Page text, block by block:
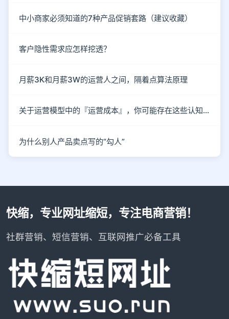
中小商家必须知道的7种产品促销套路（建议收藏）
客户隐性需求应怎样挖透？
月薪3K和月薪3W的运营人之间，隔着点算法原理
关于运营模型中的『运营成本』，你可能存在这些认知误区！
为什么别人产品卖点写的“勾人”
快缩，专业网址缩短，专注电商营销！
社群营销、短信营销、互联网推广必备工具